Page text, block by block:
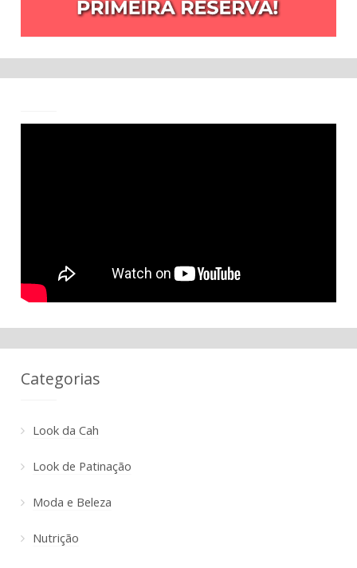
Categorias
Look da Cah
Look de Patinação
Moda e Beleza
Nutrição